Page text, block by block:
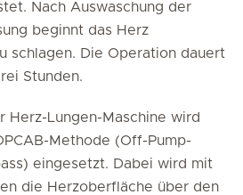
Nach Auswaschung der
beginnt das Herz
schlagen. Die Operation dauert
Stunden.
Herz-Lungen-Maschine wird
Methode (Off-Pump-
eingesetzt. Dabei wird mit
die Herzoberfläche über den